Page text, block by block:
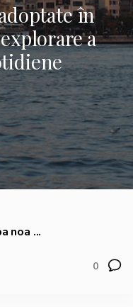
în
a
noa ...
0